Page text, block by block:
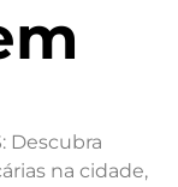
Descubra
na cidade,